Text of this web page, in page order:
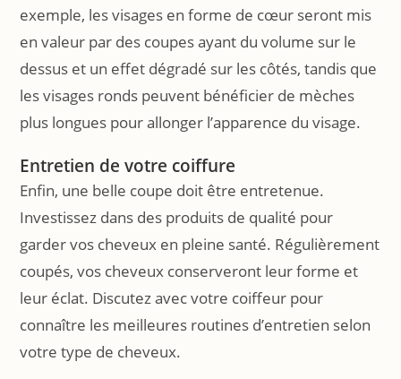
exemple, les visages en forme de cœur seront mis
en valeur par des coupes ayant du volume sur le
dessus et un effet dégradé sur les côtés, tandis que
les visages ronds peuvent bénéficier de mèches
plus longues pour allonger l’apparence du visage.
Entretien de votre coiffure
Enfin, une belle coupe doit être entretenue.
Investissez dans des produits de qualité pour
garder vos cheveux en pleine santé. Régulièrement
coupés, vos cheveux conserveront leur forme et
leur éclat. Discutez avec votre coiffeur pour
connaître les meilleures routines d’entretien selon
votre type de cheveux.